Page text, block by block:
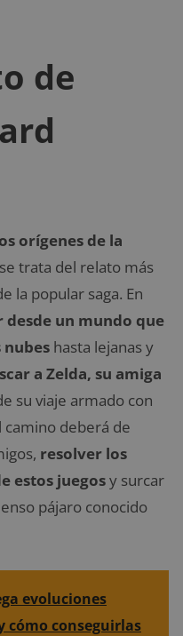
de
orígenes de la
trata del relato más
la popular saga. En
desde un mundo que
nubes hasta lejanas y
a Zelda, su amiga
su viaje armado con
camino deberá de
resolver los
estos juegosy surcar
pájaro conocido
evoluciones
cómo conseguirlas